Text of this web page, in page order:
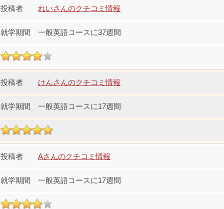
れいさんのクチコミ情報
一般英語コースに37週間
けんさんのクチコミ情報
一般英語コースに17週間
Aさんのクチコミ情報
一般英語コースに17週間